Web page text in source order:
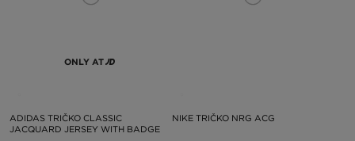
ONLY AT
ADIDAS TRIČKO CLASSIC
JACQUARD JERSEY WITH BADGE
NIKE TRIČKO NRG ACG